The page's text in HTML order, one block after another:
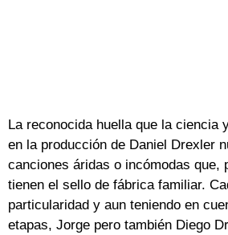
La reconocida huella que la ciencia
en la producción de Daniel Drexler
canciones áridas o incómodas que,
tienen el sello de fábrica familiar.
particularidad y aun teniendo en
etapas, Jorge pero también Diego